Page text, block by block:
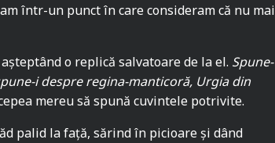
într-un punct în care consideram că nu mai
o replică salvatoare de la el. Spune-
i despre regina-manticoră, Urgia din
mereu să spună cuvintele potrivite.
palid la față, sărind în picioare și dând